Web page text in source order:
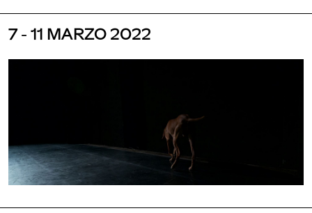
7 - 11 MARZO 2022